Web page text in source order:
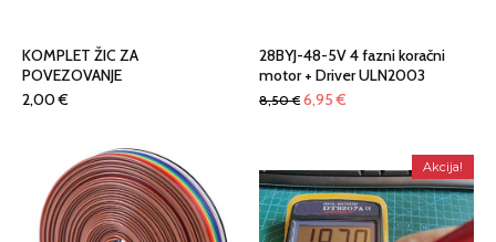
KOMPLET ŽIC ZA
POVEZOVANJE
2,00€
28BYJ-48-5V 4 fazni koračni
motor + Driver ULN2003
8,50€ Izvirna
bila:
8,50 €.
6,95€
6,95 €.
Akcija!